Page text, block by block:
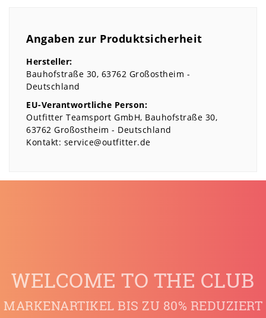
Angaben zur Produktsicherheit
Hersteller:
Bauhofstraße 30 63762 Großostheim
Deutschland
EU-Verantwortliche Person:
Outfitter Teamsport GmbH Bauhofstraße 30
63762 Großostheim
Deutschland
Kontakt: service@outfitter.de
WELCOME TO THE CLUB
MARKENARTIKEL BIS ZU 80% REDUZIERT